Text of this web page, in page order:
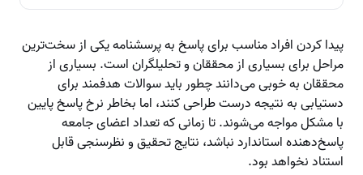
پیدا کردن افراد مناسب برای پاسخ به پرسشنامه یکی از سخت‌ترین
مراحل برای بسیاری از محققان و تحلیلگران است. بسیاری از
محققان به خوبی می‌دانند چطور باید سوالات هدفمند برای
دستیابی به نتیجه درست طراحی کنند، اما بخاطر نرخ پاسخ پایین
با مشکل مواجه می‌شوند. تا زمانی که تعداد اعضای جامعه
پاسخ‌دهنده استاندارد نباشد، نتایج تحقیق و نظرسنجی قابل
استناد نخواهد بود.